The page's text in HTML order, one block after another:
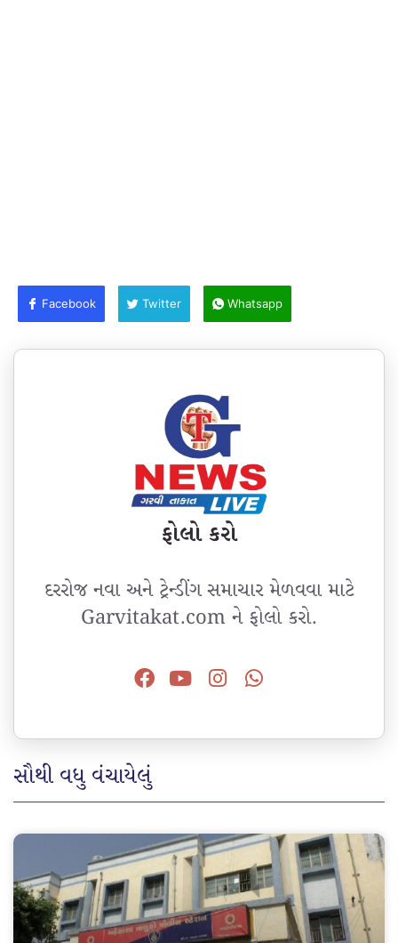
Facebook Twitter Whatsapp
ફોલો કરો
દરરોજ નવા અને ટ્રેન્ડીંગ સમાચાર મેળવવા માટે
Garvitakat.com ને ફોલો કરો.
સૌથી વધુ વંચાયેલું